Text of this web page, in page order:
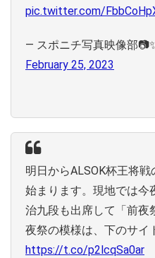
pic.twitter.com/
— スポニチ写真映像部
February 25, 2023
明日からALSOK杯王将
始まります。現地では今
治九段も出席して「前夜
夜祭の模様は、下のサイ
https://t.co/p2lcqSa0ar